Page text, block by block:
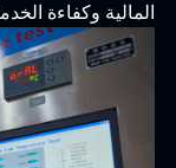
المالية وكفاءة